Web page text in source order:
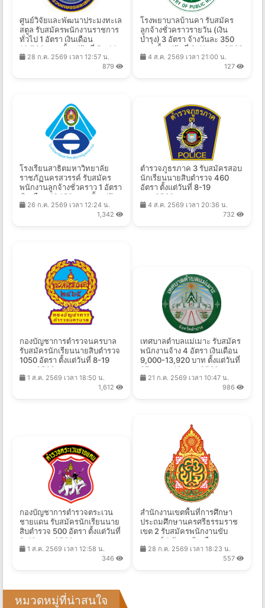
ศูนย์วิจัยและพัฒนาประมงทะเล
สตูล รับสมัครพนักงานราชการ
ทั่วไป 1 อัตรา เงินเดือน
16,700 บาท ตั้งแต่วันที่ 5 - 14
ส.ค. 2569
28 ก.ค. 2569 เวลา 12:57 น.
879
โรงพยาบาลบ้านคา รับสมัคร
ลูกจ้างชั่วคราวรายวัน (เงิน
บำรุง) 3 อัตรา จ้างวันละ 350
บาท ตั้งแต่วันที่ 3-11 ส.ค. 2569
4 ส.ค. 2569 เวลา 21:00 น.
127
โรงเรียนสาธิตมหาวิทยาลัย
ราชภัฏนครสวรรค์ รับสมัคร
พนักงานลูกจ้างชั่วคราว 1 อัตรา
เงินเดือน 18,150 บาท ตั้งแต่วัน
ที่ 27 ก.ค. - 11 ส.ค. 2569
26 ก.ค. 2569 เวลา 12:24 น.
1,342
ตำรวจภูธรภาค 3 รับสมัครสอบ
นักเรียนนายสิบตำรวจ 460
อัตรา ตั้งแต่วันที่ 8-19
ส.ค.2569
4 ส.ค. 2569 เวลา 20:36 น.
732
กองบัญชาการตำรวจนครบาล
รับสมัครนักเรียนนายสิบตำรวจ
1050 อัตรา ตั้งแต่วันที่ 8-19
ส.ค. 2569
1 ส.ค. 2569 เวลา 18:50 น.
1,612
เทศบาลตำบลแม่เมาะ รับสมัคร
พนักงานจ้าง 4 อัตรา เงินเดือน
9,000-13,920 บาท ตั้งแต่วันที่
27 ก.ค. - 10 ส.ค. 2569
21 ก.ค. 2569 เวลา 10:47 น.
986
กองบัญชาการตำรวจตระเวน
ชายแดน รับสมัครนักเรียนนาย
สิบตำรวจ 500 อัตรา ตั้งแต่วันที่
8-19 ส.ค. 2569
1 ส.ค. 2569 เวลา 12:58 น.
346
สำนักงานเขตพื้นที่การศึกษา
ประถมศึกษานครศรีธรรมราช
เขต 2 รับสมัครพนักงานขับ
รถยนต์ 1 อัตรา เงินเดือน
10,000 บาท ตั้งแต่วันที่ 10-19
28 ก.ค. 2569 เวลา 18:23 น.
557
หมวดหมู่ที่น่าสนใจ